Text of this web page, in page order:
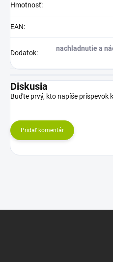
Hmotnosť:
EAN:
Dodatok:
nachladnutie a
Diskusia
Buďte prvý, kto napíše príspevok
Pridať komentár